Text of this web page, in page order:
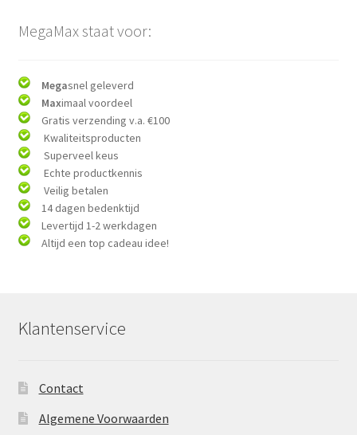
MegaMax staat voor:
Megasnel geleverd
Maximaal voordeel
Gratis verzending v.a. €100
Kwaliteitsproducten
Superveel keus
Echte productkennis
Veilig betalen
14 dagen bedenktijd
Levertijd 1-2 werkdagen
Altijd een top cadeau idee!
Klantenservice
Contact
Algemene Voorwaarden